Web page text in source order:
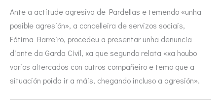
Ante a actitude agresiva de Pardellas e temendo «unha
posible agresión», a concelleira de servizos sociais,
Fátima Barreiro, procedeu a presentar unha denuncia
diante da Garda Civil, xa que segundo relata «xa houbo
varios altercados con outros compañeiro e temo que a
situación poida ir a máis, chegando incluso a agresión».